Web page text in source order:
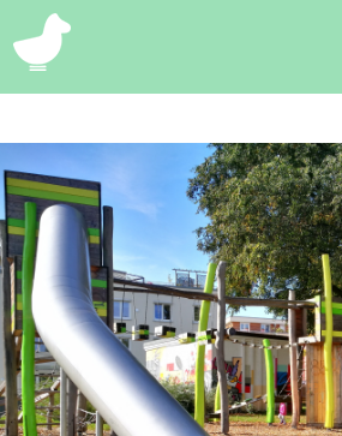
Suchen
Eintragen
App
Blog
Partner